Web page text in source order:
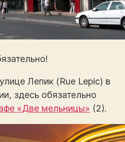
Лепик (Rue Lepic) в
здесь обязательно
«Две мельницы» (2).